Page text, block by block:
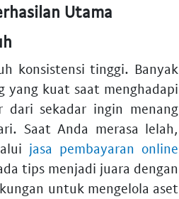
Utama
konsistensi tinggi. Banyak
yang kuat saat menghadapi
sekadar ingin menang
Saat Anda merasa lelah,
jasa pembayaran online
tips menjadi juara dengan
untuk mengelola aset